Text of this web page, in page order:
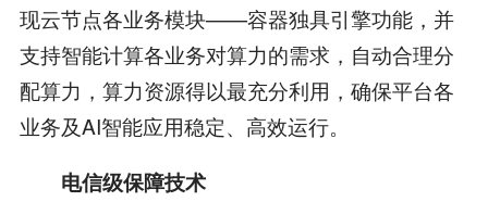
现云节点各业务模块——容器独具引擎功能，并
支持智能计算各业务对算力的需求，自动合理分
配算力，算力资源得以最充分利用，确保平台各
业务及AI智能应用稳定、高效运行。
电信级保障技术